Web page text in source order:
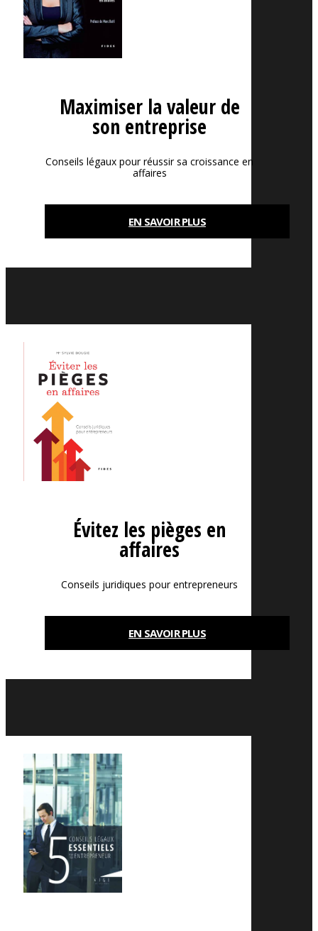
Maximiser la valeur de
son entreprise
Conseils légaux pour réussir sa croissance en
affaires
EN SAVOIR PLUS
Évitez les pièges en
affaires
Conseils juridiques pour entrepreneurs
EN SAVOIR PLUS